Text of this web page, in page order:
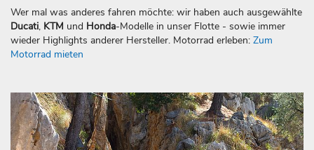
Wer mal was anderes fahren möchte: wir haben auch ausgewählte
Ducati, KTM und Honda-Modelle in unser Flotte - sowie immer
wieder Highlights anderer Hersteller. Motorrad erleben: Zum
Motorrad mieten